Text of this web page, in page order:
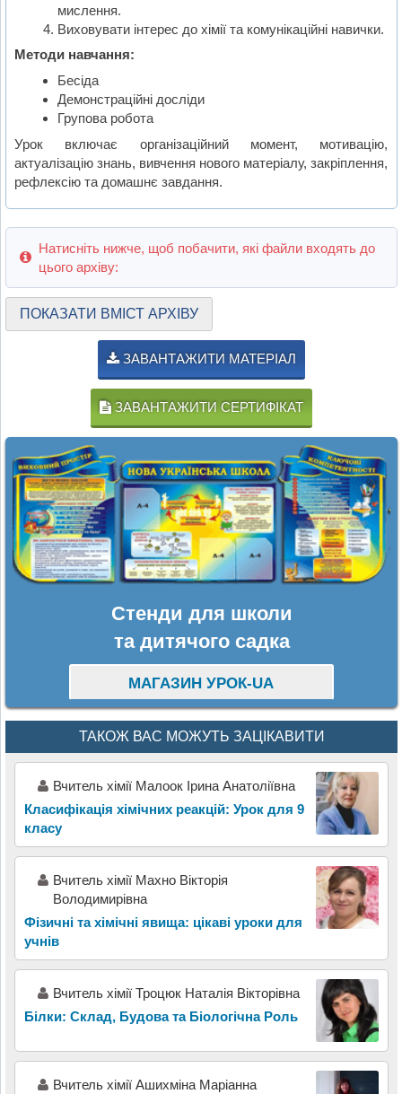
мислення.
Виховувати інтерес до хімії та комунікаційні навички.
Методи навчання:
Бесіда
Демонстраційні досліди
Групова робота
Урок включає організаційний момент, мотивацію,
актуалізацію знань, вивчення нового матеріалу, закріплення,
рефлексію та домашнє завдання.
Натисніть нижче, щоб побачити, які файли входять до
цього архіву:
ПОКАЗАТИ ВМІСТ АРХІВУ
ЗАВАНТАЖИТИ МАТЕРІАЛ
ЗАВАНТАЖИТИ СЕРТИФІКАТ
Стенди для школи
та дитячого садка
МАГАЗИН УРОК-UA
ТАКОЖ ВАС МОЖУТЬ ЗАЦІКАВИТИ
Вчитель хімії Малоок Ірина Анатоліївна
Класифікація хімічних реакцій: Урок для 9
класу
Вчитель хімії Махно Вікторія
Володимирівна
Фізичні та хімічні явища: цікаві уроки для
учнів
Вчитель хімії Троцюк Наталія Вікторівна
Білки: Склад, Будова та Біологічна Роль
Вчитель хімії Ашихміна Маріанна